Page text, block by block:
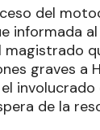
del
informada
magistrado
graves a
involucrado
de la